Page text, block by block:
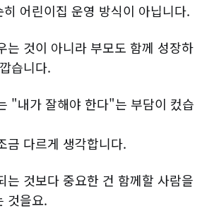
어린이집 운영 방식이 아닙니다.
는 것이 아니라 부모도 함께 성장하
습니다.
"내가 잘해야 한다"는 부담이 컸습
금 다르게 생각합니다.
는 것보다 중요한 건 함께할 사람을
것을요.